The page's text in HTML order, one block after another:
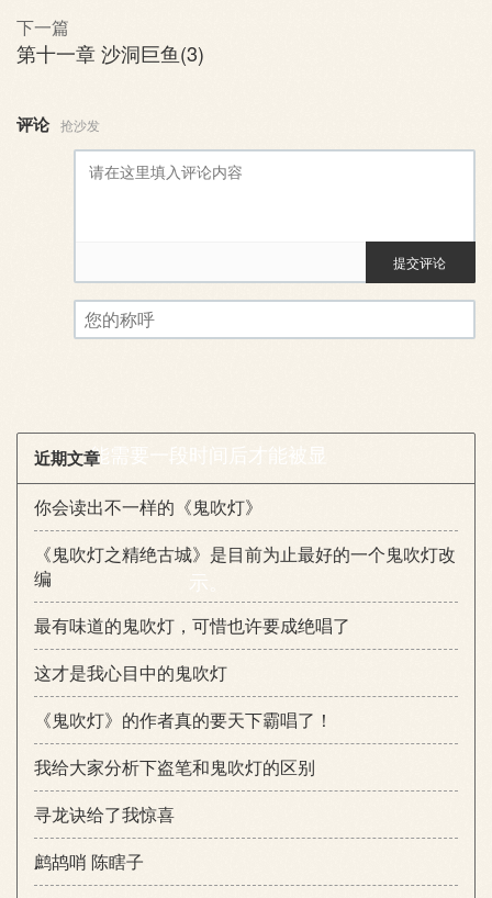
下一篇
第十一章 沙洞巨鱼(3)
评论 抢沙发
评论审核已启用。您的评论可
能需要一段时间后才能被显
示。
提交评论
近期文章
你会读出不一样的《鬼吹灯》
《鬼吹灯之精绝古城》是目前为止最好的一个鬼吹灯改
编
最有味道的鬼吹灯，可惜也许要成绝唱了
这才是我心目中的鬼吹灯
《鬼吹灯》的作者真的要天下霸唱了！
我给大家分析下盗笔和鬼吹灯的区别
寻龙诀给了我惊喜
鹧鸪哨 陈瞎子